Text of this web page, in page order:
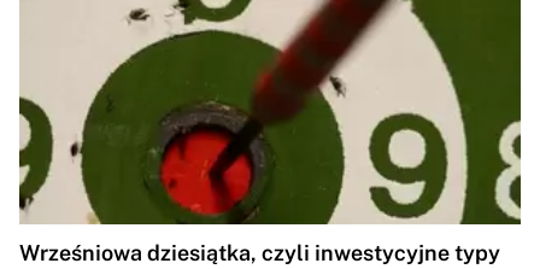
Wrześniowa dziesiątka, czyli inwestycyjne typy